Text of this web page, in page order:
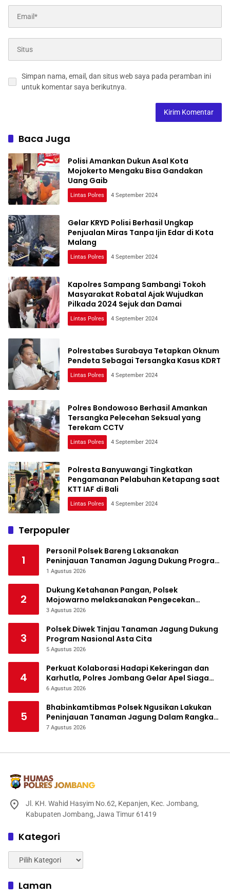
Simpan nama, email, dan situs web saya pada peramban ini
untuk komentar saya berikutnya.
Baca Juga
Polisi Amankan Dukun Asal Kota
Mojokerto Mengaku Bisa Gandakan
Uang Gaib
Lintas Polres 4 September 2024
Gelar KRYD Polisi Berhasil Ungkap
Penjualan Miras Tanpa Ijin Edar di Kota
Malang
Lintas Polres 4 September 2024
Kapolres Sampang Sambangi Tokoh
Masyarakat Robatal Ajak Wujudkan
Pilkada 2024 Sejuk dan Damai
Lintas Polres 4 September 2024
Polrestabes Surabaya Tetapkan Oknum
Pendeta Sebagai Tersangka Kasus KDRT
Lintas Polres 4 September 2024
Polres Bondowoso Berhasil Amankan
Tersangka Pelecehan Seksual yang
Terekam CCTV
Lintas Polres 4 September 2024
Polresta Banyuwangi Tingkatkan
Pengamanan Pelabuhan Ketapang saat
KTT IAF di Bali
Lintas Polres 4 September 2024
Terpopuler
1
Personil Polsek Bareng Laksanakan
Peninjauan Tanaman Jagung Dukung Program
Ketahanan Pangan
1 Agustus 2026
2
Dukung Ketahanan Pangan, Polsek
Mojowarno melaksanakan Pengecekan
Tanaman Jagung
3 Agustus 2026
3
Polsek Diwek Tinjau Tanaman Jagung Dukung
Program Nasional Asta Cita
5 Agustus 2026
4
Perkuat Kolaborasi Hadapi Kekeringan dan
Karhutla, Polres Jombang Gelar Apel Siaga
Bencana
6 Agustus 2026
5
Bhabinkamtibmas Polsek Ngusikan Lakukan
Peninjauan Tanaman Jagung Dalam Rangka
Mendukung Ketahanan Pangan
7 Agustus 2026
Jl. KH. Wahid Hasyim No.62, Kepanjen, Kec. Jombang,
Kabupaten Jombang, Jawa Timur 61419
Kategori
Kategori
Laman